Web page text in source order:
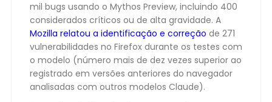
mil bugs usando o Mythos Preview, incluindo 400
considerados críticos ou de alta gravidade. A
Mozilla relatou a identificação e correção de 271
vulnerabilidades no Firefox durante os testes com
o modelo (número mais de dez vezes superior ao
registrado em versões anteriores do navegador
analisadas com outros modelos Claude).